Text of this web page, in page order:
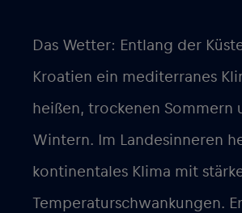
Das Wetter: Entlang der
Kroatien ein mediterranes
heißen, trockenen Sommern
Wintern. Im Landesinneren
kontinentales Klima mit
Temperaturschwankungen.